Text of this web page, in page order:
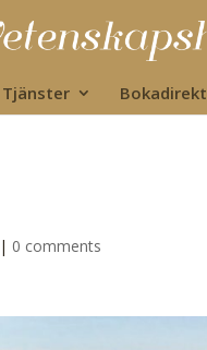
Tjänster Bokadirekt
| 0 comments